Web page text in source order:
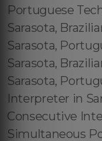
Portuguese
Sarasota,
Sarasota,
Sarasota,
Sarasota,
Interpreter in
Consecutive
Simultaneous